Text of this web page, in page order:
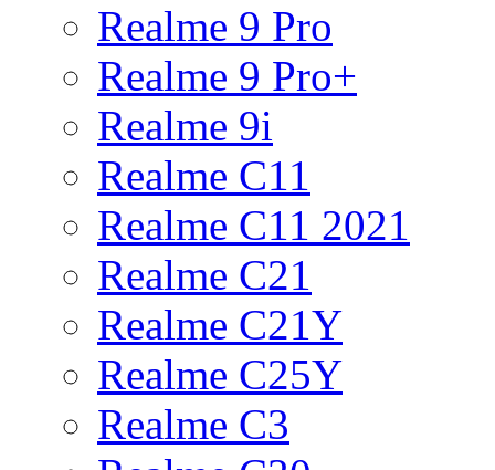
Realme 9 Pro
Realme 9 Pro+
Realme 9i
Realme C11
Realme C11 2021
Realme C21
Realme C21Y
Realme C25Y
Realme C3